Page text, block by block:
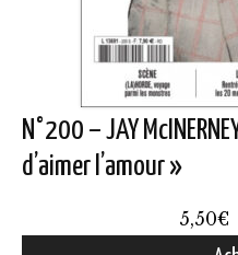
N°200 – JAY
d’aimer l’amour »
5,50€